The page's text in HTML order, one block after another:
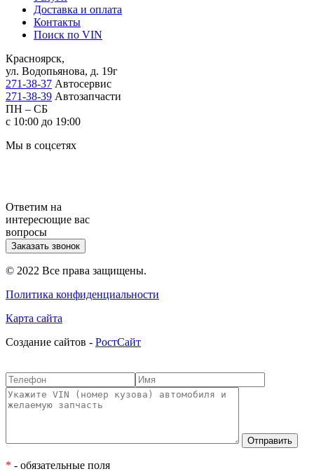
Доставка и оплата
Контакты
Поиск по VIN
Красноярск,
ул. Водопьянова, д. 19г
271-38-37 Автосервис
271-38-39 Автозапчасти
ПН – СБ
с 10:00 до 19:00
Мы в соцсетях
Ответим на
интересющие вас
вопросы
Заказать звонок
© 2022 Все права защищены.
Политика конфиденциальности
Карта сайта
Cоздание сайтов - РостСайт
* - обязательные поля